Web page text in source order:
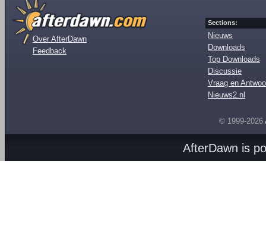
Over AfterDawn
Feedback
Sections:
Nieuws
Downloads
Top Downloads
Discussie
Vraag en
Nieuws2.nl
© 1999-2026
AfterDawn is